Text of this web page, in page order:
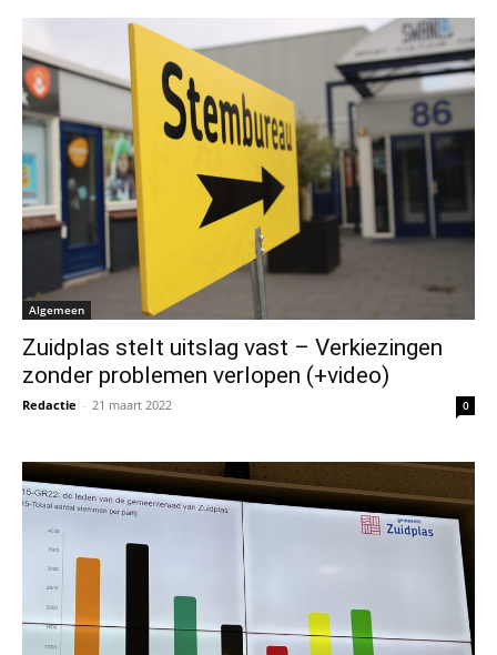
Algemeen
Zuidplas stelt uitslag vast – Verkiezingen
zonder problemen verlopen (+video)
Redactie - 21 maart 2022 0